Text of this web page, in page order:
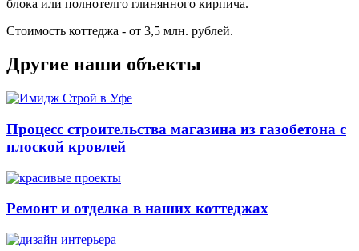
блока или полнотелго глинянного кирпича.
Стоимость коттеджа - от 3,5 млн. рублей.
Другие наши объекты
Процесс строительства магазина из газобетона с
плоской кровлей
Ремонт и отделка в наших коттеджах